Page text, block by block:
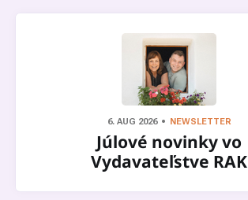
6. AUG 2026 NEWSLETTER
Júlové novinky vo
Vydavateľstve RAK